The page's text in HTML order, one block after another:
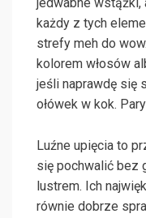
każdy z tych
strefy meh do
kolorem włosów
jeśli naprawdę się
ołówek w kok.
Luźne upięcia to
się pochwalić bez
lustrem. Ich
równie dobrze